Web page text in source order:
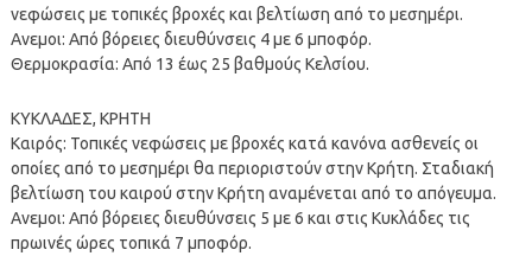
νεφώσεις με τοπικές βροχές και βελτίωση από το μεσημέρι.
Ανεμοι: Από βόρειες διευθύνσεις 4 με 6 μποφόρ.
Θερμοκρασία: Από 13 έως 25 βαθμούς Κελσίου.
ΚΥΚΛΑΔΕΣ, ΚΡΗΤΗ
Καιρός: Τοπικές νεφώσεις με βροχές κατά κανόνα ασθενείς οι
οποίες από το μεσημέρι θα περιοριστούν στην Κρήτη. Σταδιακή
βελτίωση του καιρού στην Κρήτη αναμένεται από το απόγευμα.
Ανεμοι: Από βόρειες διευθύνσεις 5 με 6 και στις Κυκλάδες τις
πρωινές ώρες τοπικά 7 μποφόρ.